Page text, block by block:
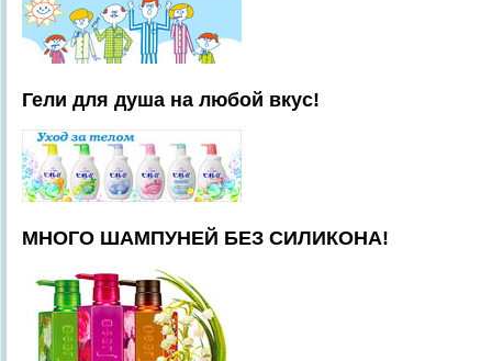
Гели для душа на любой вкус!
МНОГО ШАМПУНЕЙ БЕЗ СИЛИКОНА!